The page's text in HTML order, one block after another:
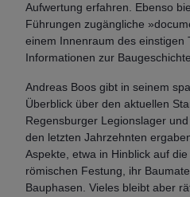
Aufwertung erfahren. Ebenso
Führungen zugängliche
einem Innenraum des einstigen
Informationen zur
Andreas Boos gibt in seinem
Überblick über den aktuellen
Regensburger Legionslager
den letzten Jahrzehnten
Aspekte, etwa in Hinblick auf
römischen Festung, ihr
Bauphasen. Vieles bleibt aber